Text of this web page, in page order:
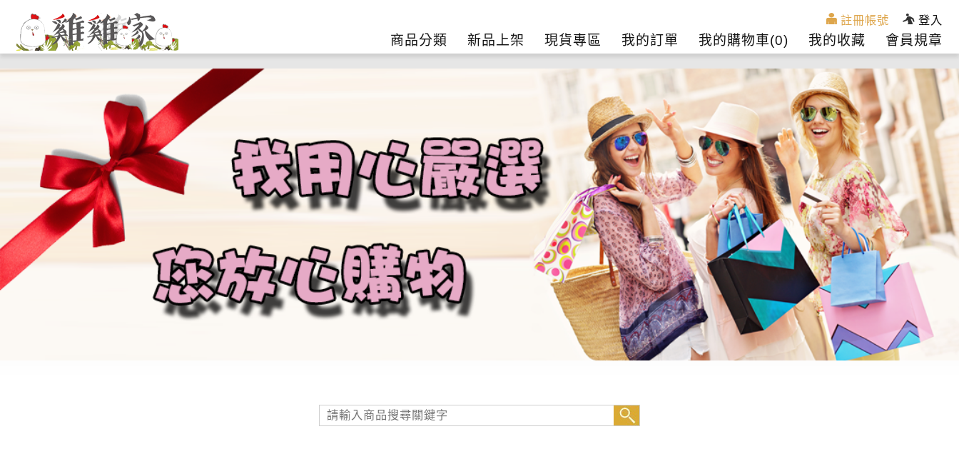
商品分類 新品上架 現貨專區 我的訂單 我的購物車(0) 我的收藏 會員規章
註冊帳號 登入